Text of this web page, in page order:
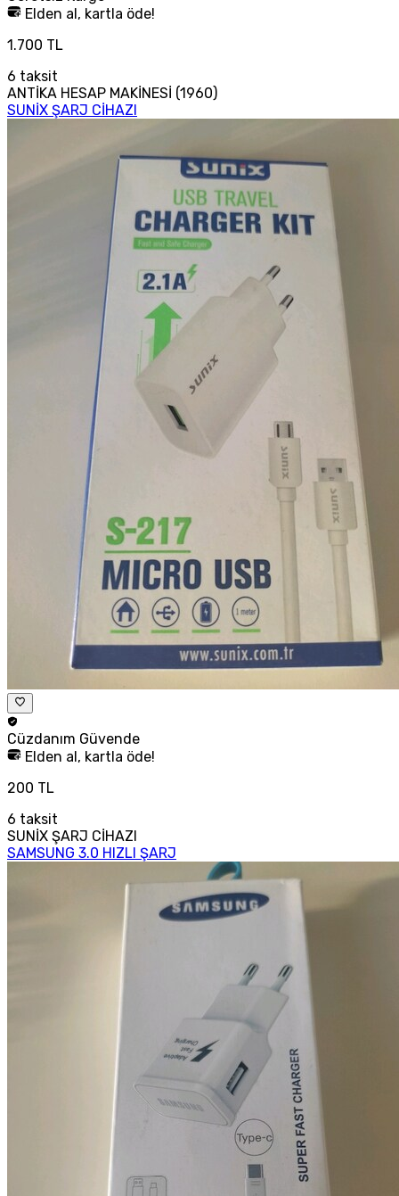
Elden al, kartla öde!
1.700 TL
6 taksit
ANTİKA HESAP MAKİNESİ (1960)
SUNİX ŞARJ CİHAZI
Cüzdanım Güvende
Elden al, kartla öde!
200 TL
6 taksit
SUNİX ŞARJ CİHAZI
SAMSUNG 3.0 HIZLI ŞARJ